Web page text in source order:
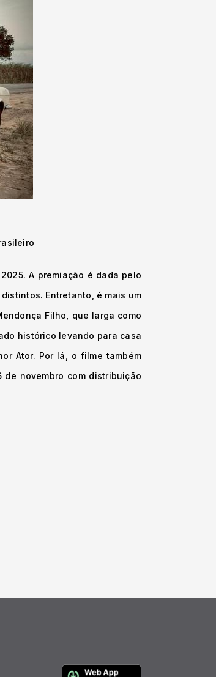
A premiação é dada pelo
Entretanto, é mais um
Filho, que larga como
histórico levando para casa
Ator. Por lá, o filme também
de novembro com distribuição